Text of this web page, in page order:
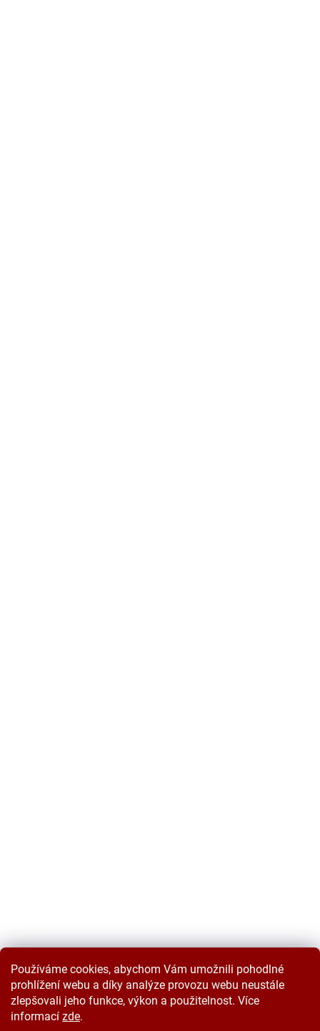
Používáme cookies, abychom Vám umožnili pohodlné
prohlížení webu a díky analýze provozu webu neustále
zlepšovali jeho funkce, výkon a použitelnost. Více
informací zde.